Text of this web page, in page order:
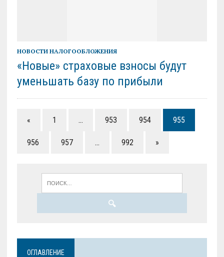
НОВОСТИ НАЛОГООБЛОЖЕНИЯ
«Новые» страховые взносы будут
уменьшать базу по прибыли
« 1 … 953 954 955
956 957 … 992 »
ОГЛАВЛЕНИЕ